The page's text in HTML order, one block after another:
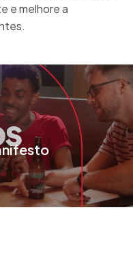
e melhore a